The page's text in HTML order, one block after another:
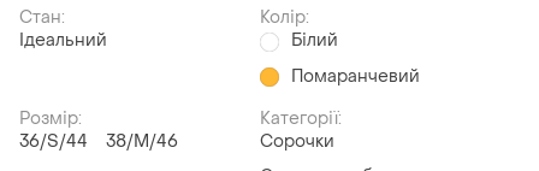
Стан:
Ідеальний
Колір:
Білий
Помаранчевий
Розмір:
36/S/44
38/M/46
Категорії:
Сорочки